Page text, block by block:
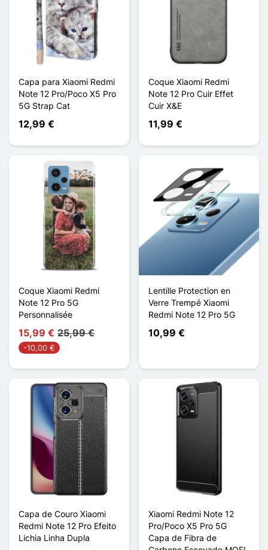
Capa para Xiaomi Redmi
Note 12 Pro/Poco X5 Pro
5G Strap Cat
12,99 €
Coque Xiaomi Redmi
Note 12 Pro Cuir Effet
Cuir X&E
11,99 €
Coque Xiaomi Redmi
Note 12 Pro 5G
Personnalisée
15,99 € 25,99 €
-10,00 €
Lentille Protection en
Verre Trempé Xiaomi
Redmi Note 12 Pro 5G
10,99 €
Capa de Couro Xiaomi
Redmi Note 12 Pro Efeito
Lichia Linha Dupla
Xiaomi Redmi Note 12
Pro/Poco X5 Pro 5G
Capa de Fibra de